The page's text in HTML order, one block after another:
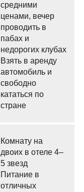
средними
ценами, вечер
проводить в
пабах и
недорогих клубах
Взять в аренду
автомобиль и
свободно
кататься по
стране
Комнату на
двоих в отеле 4–
5 звезд
Питание в
отличных